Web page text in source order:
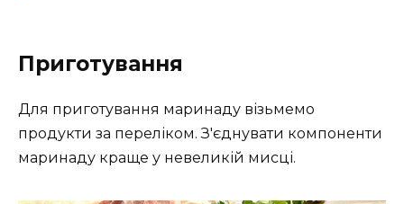
Приготування
Для приготування маринаду візьмемо
продукти за переліком. З'єднувати компоненти
маринаду краще у невеликій мисці.